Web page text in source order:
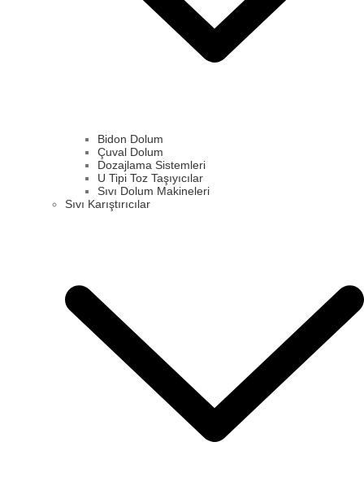
Bidon Dolum
Çuval Dolum
Dozajlama Sistemleri
U Tipi Toz Taşıyıcılar
Sıvı Dolum Makineleri
Sıvı Karıştırıcılar